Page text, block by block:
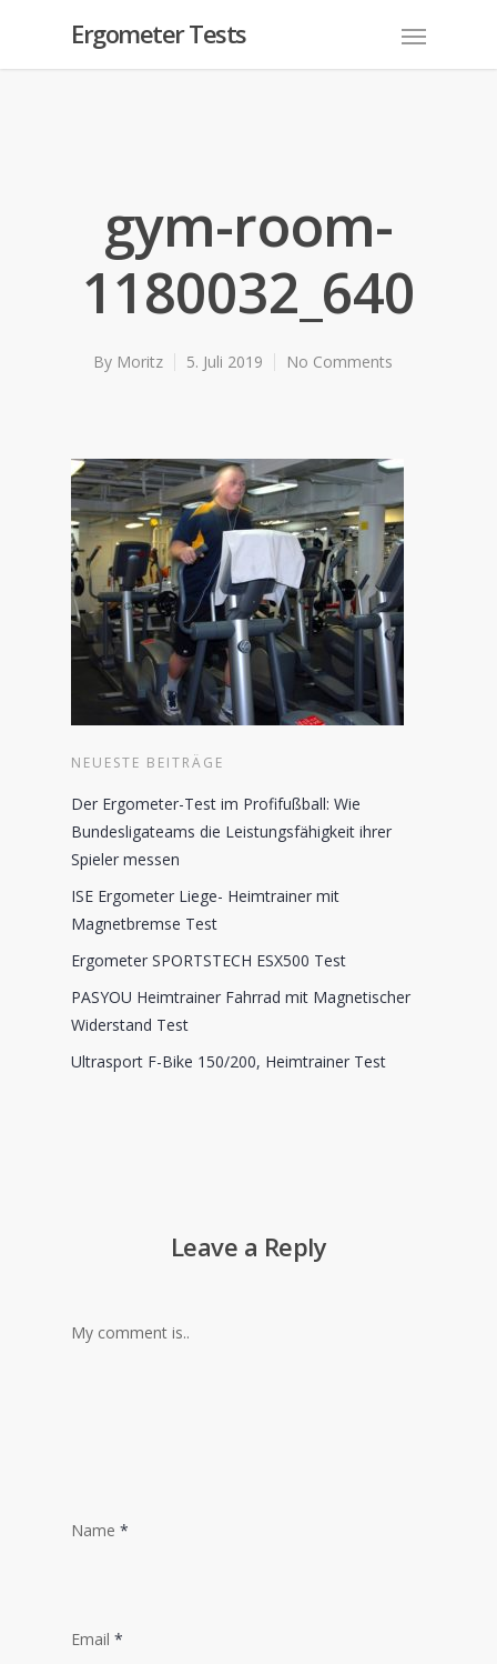
Ergometer Tests
gym-room-
1180032_640
By Moritz 5. Juli 2019 No Comments
NEUESTE BEITRÄGE
Der Ergometer-Test im Profifußball: Wie
Bundesligateams die Leistungsfähigkeit ihrer
Spieler messen
ISE Ergometer Liege- Heimtrainer mit
Magnetbremse Test
Ergometer SPORTSTECH ESX500 Test
PASYOU Heimtrainer Fahrrad mit Magnetischer
Widerstand Test
Ultrasport F-Bike 150/200, Heimtrainer Test
Leave a Reply
My comment is..
Name *
Email *